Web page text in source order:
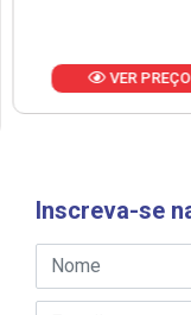
VER PREÇO
Inscreva-se